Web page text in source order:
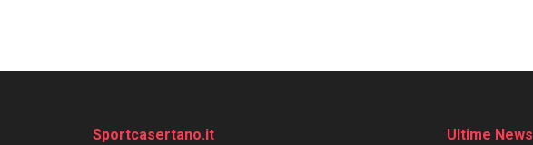
Sportcasertano.it Ultime News